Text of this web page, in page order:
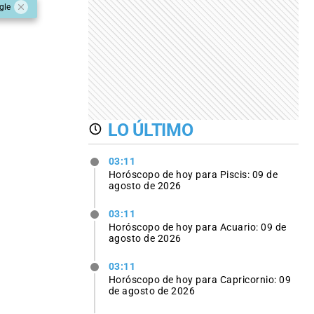
LO ÚLTIMO
03:11
Horóscopo de hoy para Piscis: 09 de
agosto de 2026
03:11
Horóscopo de hoy para Acuario: 09 de
agosto de 2026
03:11
Horóscopo de hoy para Capricornio: 09
de agosto de 2026